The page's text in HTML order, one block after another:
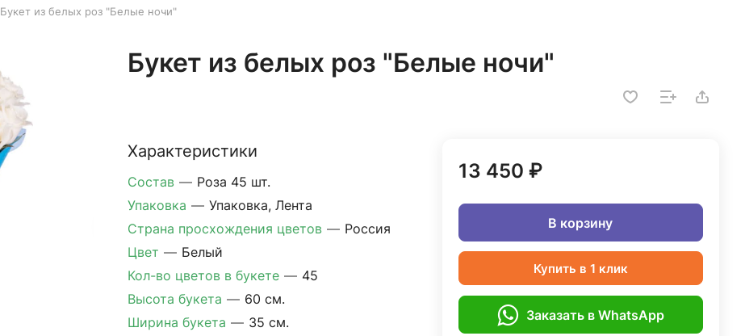
Букет из белых роз "Белые ночи"
Букет из белых роз "Белые ночи"
Характеристики
Состав — Роза 45 шт.
Упаковка — Упаковка, Лента
Страна просхождения цветов — Россия
Цвет — Белый
Кол-во цветов в букете — 45
Высота букета — 60 см.
Ширина букета — 35 см.
13 450 ₽
В корзину
Купить в 1 клик
Заказать в WhatsApp